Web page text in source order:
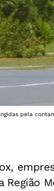
pela
Região